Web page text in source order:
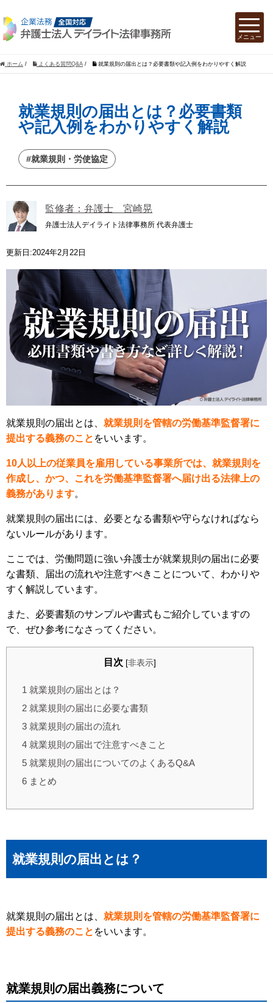
ホーム / よくある質問Q&A / 就業規則の届出とは？必要書類や記入例をわかりやすく解説
就業規則の届出とは？必要書類
や記入例をわかりやすく解説
#就業規則・労使協定
監修者：弁護士 宮崎晃
弁護士法人デイライト法律事務所 代表弁護士
更新日:2024年2月22日
就業規則の届出とは、 就業規則を管轄の労働基準監督署に
提出する義務のこと をいいます。
10人以上の従業員を雇用している事業所では、就業規則を
作成し、かつ、これを労働基準監督署へ届け出る法律上の
義務があります。
就業規則の届出には、必要となる書類や守らなければなら
ないルールがあります。
ここでは、労働問題に強い弁護士が就業規則の届出に必要
な書類、届出の流れや注意すべきことについて、わかりや
すく解説しています。
また、必要書類のサンプルや書式もご紹介していますの
で、ぜひ参考になさってください。
目次 [非表示]
1 就業規則の届出とは？
2 就業規則の届出に必要な書類
3 就業規則の届出の流れ
4 就業規則の届出で注意すべきこと
5 就業規則の届出についてのよくあるQ&A
6 まとめ
就業規則の届出とは？
就業規則の届出とは、 就業規則を管轄の労働基準監督署に
提出する義務のこと をいいます。
就業規則の届出義務について